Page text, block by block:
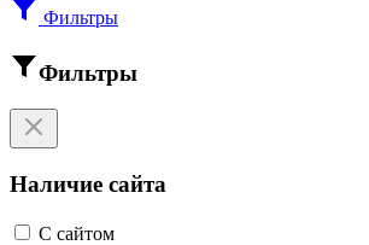
Фильтры
Фильтры
Наличие сайта
С сайтом